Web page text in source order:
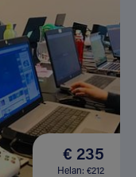
€ 235
Helan: €212